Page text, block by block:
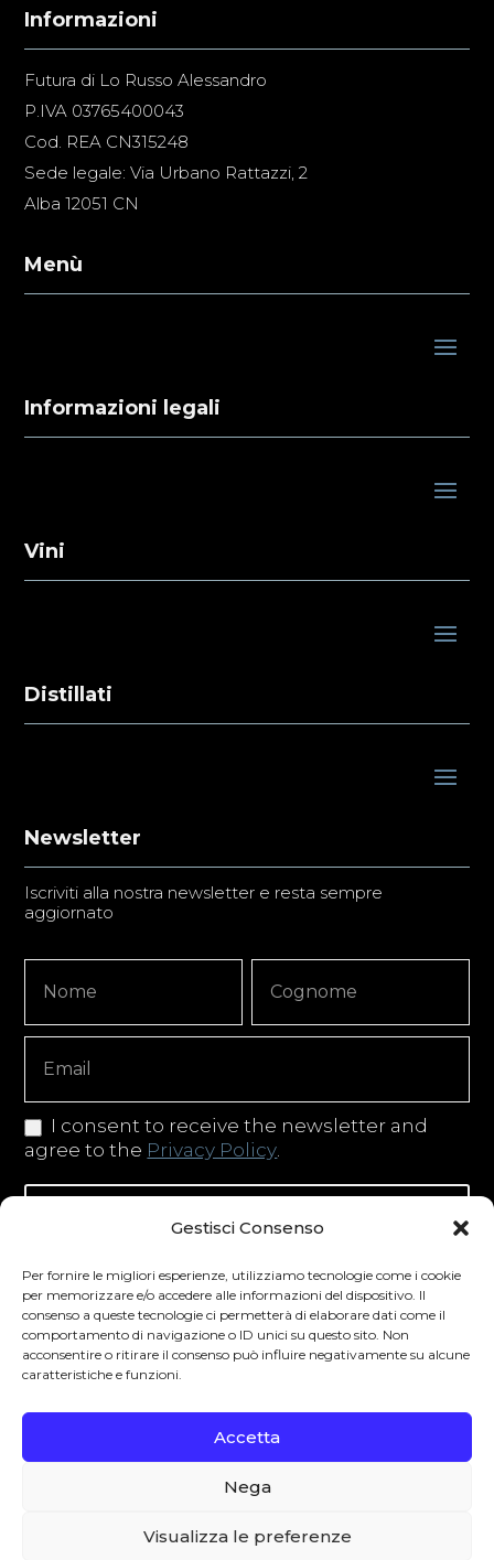
Gestisci Consenso
Per fornire le migliori esperienze, utilizziamo tecnologie come i cookie
per memorizzare e/o accedere alle informazioni del dispositivo. Il
consenso a queste tecnologie ci permetterà di elaborare dati come il
comportamento di navigazione o ID unici su questo sito. Non
acconsentire o ritirare il consenso può influire negativamente su alcune
caratteristiche e funzioni.
Accetta
Nega
Visualizza le preferenze
Informazioni
Futura di Lo Russo Alessandro
P.IVA 03765400043
Cod. REA CN315248
Sede legale: Via Urbano Rattazzi, 2
Alba 12051 CN
Menù
Informazioni legali
Vini
Distillati
Newsletter
Iscriviti alla nostra newsletter e resta sempre
aggiornato
Signup
Copy
I consent to receive the newsletter and
agree to the Privacy Policy.
Iscriviti alla newsletter
Degustibus invita al consumo responsabile.
La vendita di bevande alcoliche è vietata ai
Paese di residenza. L’abuso di alcol è
pericoloso per la salute.